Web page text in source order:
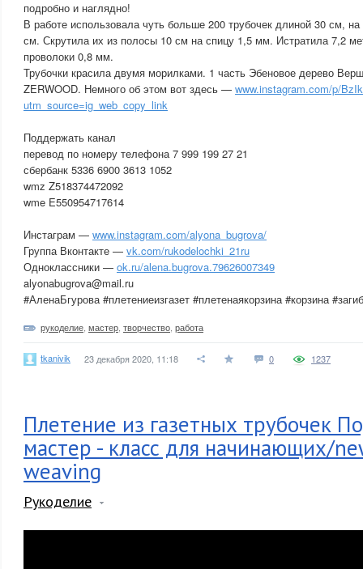
подробно и наглядно!
В работе использовала чуть больше 200 трубочек длиной 30 см, на
см. Скрутила их из полосы 10 см на спицу 1,5 мм. Истратила 7,2
проволоки 0,8 мм.
Трубочки красила двумя морилками. 1 часть Эбеновое дерево
ZERWOOD. Немного об этом вот здесь — www.instagram.com/p/
utm_source=ig_web_copy_link
Поддержать канал
перевод по номеру телефона 7 999 199 27 21
сбербанк 5336 6900 3613 1052
wmz Z518374472092
wme E550954717614
Инстаграм — www.instagram.com/alyona_bugrova/
Группа Вконтакте — vk.com/rukodelochki_21ru
Одноклассники — ok.ru/alena.bugrova.79626007349
alyonabugrova@mail.ru
#АленаБгурова #плетениеизгазет #плетенаякорзина #корзина
рукоделие мастер творчество работа
tkanivik 23 декабря 2020, 11:18 0 1237
Плетение из газетных трубочек
мастер - класс для начинающих/
weaving
Рукоделие